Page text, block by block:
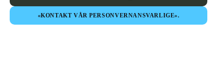
«KONTAKT VÅR PERSONVERNANSVARLIGE».